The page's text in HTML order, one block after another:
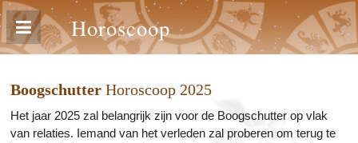
Horoscoop
Boogschutter Horoscoop 2025
Het jaar 2025 zal belangrijk zijn voor de Boogschutter op vlak
van relaties. Iemand van het verleden zal proberen om terug te